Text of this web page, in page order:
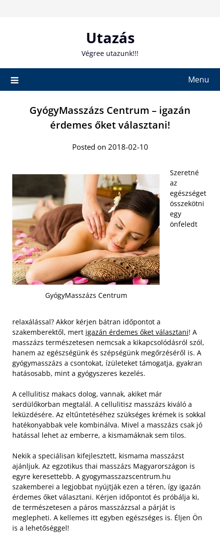
Utazás
Végree utazunk!!!
Menu
GyógyMasszázs Centrum – igazán
érdemes őket választani!
Posted on 2018-02-10
GyógyMasszázs Centrum
Szeretné
az
egészséget
összekötni
egy
önfeledt
relaxálással? Akkor kérjen bátran időpontot a
szakemberektől, mert igazán érdemes őket választani! A
masszázs természetesen nemcsak a kikapcsolódásról szól,
hanem az egészségünk és szépségünk megőrzéséről is. A
gyógymasszázs a csontokat, ízületeket támogatja, gyakran
hatásosabb, mint a gyógyszeres kezelés.
A cellulitisz makacs dolog, vannak, akiket már
serdülőkorban megtalál. A cellulitisz masszázs kiváló a
leküzdésére. Az eltűntetéséhez szükséges krémek is sokkal
hatékonyabbak vele kombinálva. Mivel a masszázs csak jó
hatással lehet az emberre, a kismamáknak sem tilos.
Nekik a speciálisan kifejlesztett, kismama masszázst
ajánljuk. Az egzotikus thai masszázs Magyarországon is
egyre keresettebb. A gyogymasszazscentrum.hu
szakemberei a legjobbat nyújtják ezen a téren, így igazán
érdemes őket választani. Kérjen időpontot és próbálja ki,
de természetesen a páros masszázzsal a párját is
meglepheti. A kellemes itt egyben egészséges is. Éljen Ön
is a lehetőséggel!